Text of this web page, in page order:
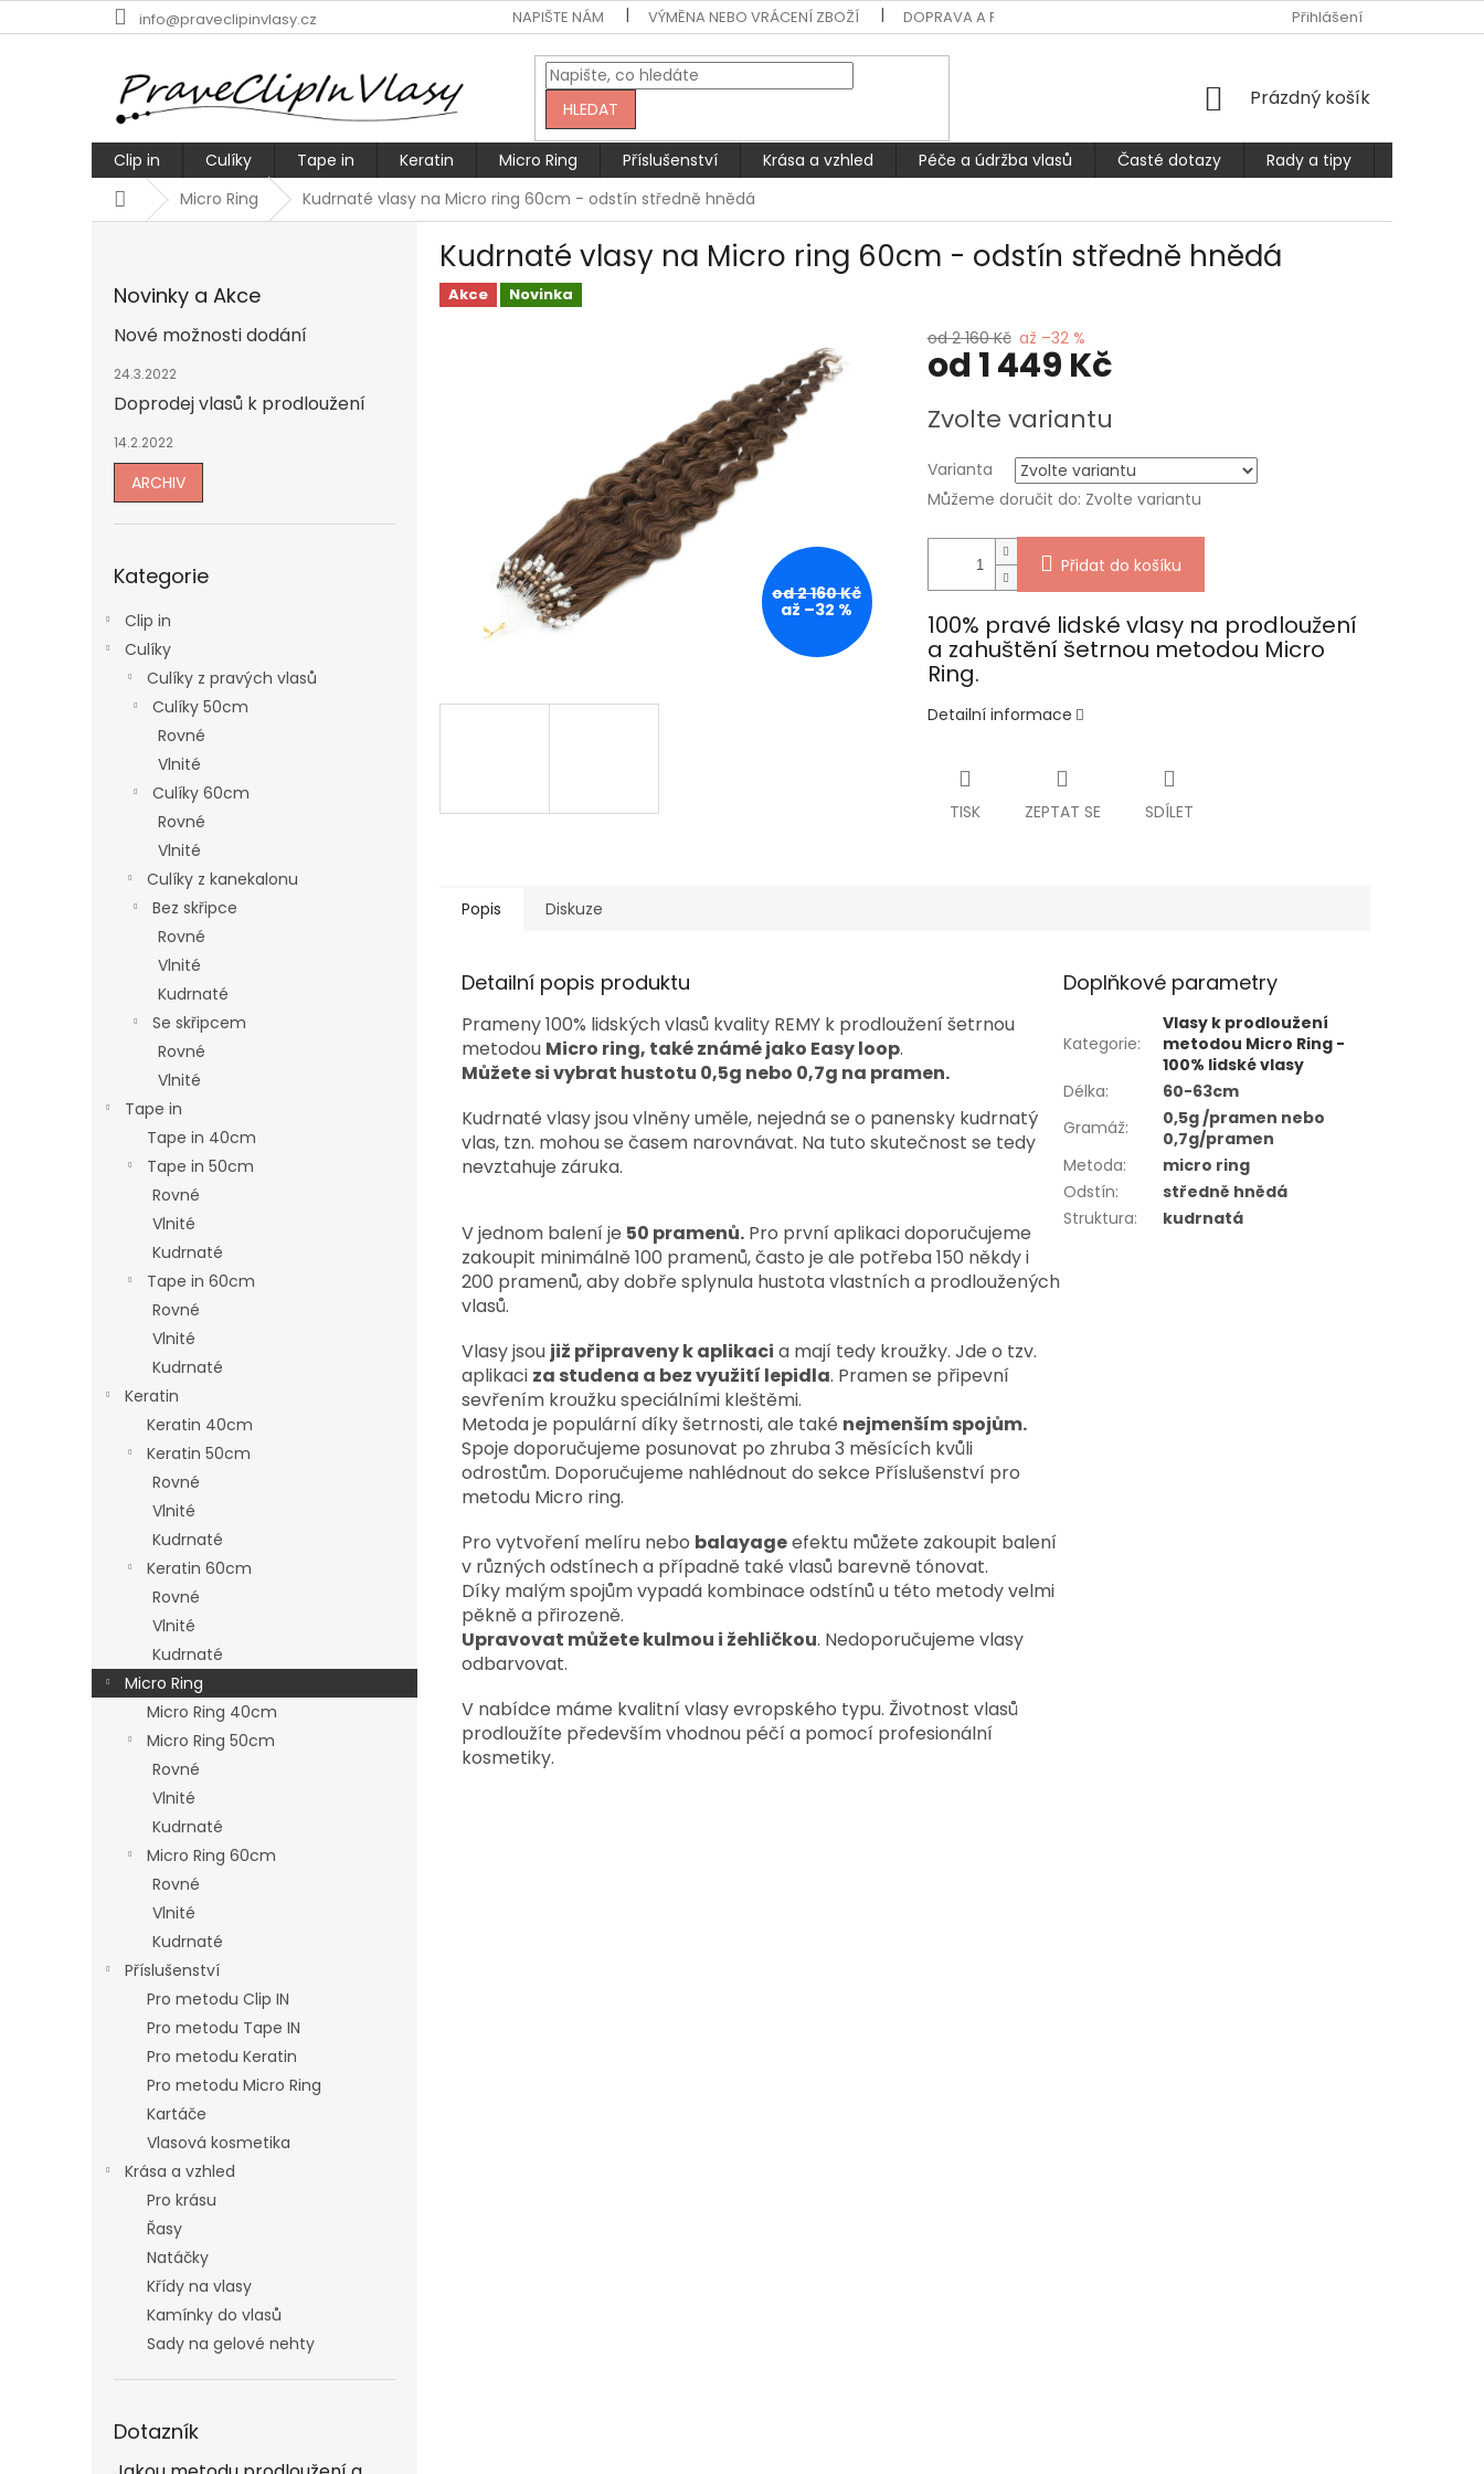
na
info@praveclipinvlasy.cz NAPIŠTE NÁM VÝMĚNA NEBO VRÁCENÍ ZBOŽÍ DOPRAVA A PLATBA OBCHODNÍ PODMÍNKY
Přihlášení
HLEDAT
NÁKUPNÍ
Prázdný košík
Clip in Culíky Tape in Keratin Micro Ring Příslušenství Krása a vzhled Péče a údržba vlasů Časté dotazy Rady a tipy
DomůMicro Ring Kudrnaté vlasy na Micro ring 60cm - odstín středně hnědá
Novinky a Akce
Nové možnosti dodání
24.3.2022
Doprodej vlasů k prodloužení
14.2.2022
ARCHIV
kategorie
Kategorie
Clip in
Culíky
Culíky z pravých vlasů
Culíky 50cm
Rovné
Vlnité
Culíky 60cm
Rovné
Vlnité
Culíky z kanekalonu
Bez skřipce
Rovné
Vlnité
Kudrnaté
Se skřipcem
Rovné
Vlnité
Tape in
Tape in 40cm
Tape in 50cm
Rovné
Vlnité
Kudrnaté
Tape in 60cm
Rovné
Vlnité
Kudrnaté
Keratin
Keratin 40cm
Keratin 50cm
Rovné
Vlnité
Kudrnaté
Keratin 60cm
Rovné
Vlnité
Kudrnaté
Micro Ring
Micro Ring 40cm
Micro Ring 50cm
Rovné
Vlnité
Kudrnaté
Micro Ring 60cm
Rovné
Vlnité
Kudrnaté
Příslušenství
Pro metodu Clip IN
Pro metodu Tape IN
Pro metodu Keratin
Pro metodu Micro Ring
Kartáče
Vlasová kosmetika
Krása a vzhled
Pro krásu
Řasy
Natáčky
Křídy na vlasy
Kamínky do vlasů
Sady na gelové nehty
Dotazník
Kudrnaté vlasy na Micro ring 60cm - odstín středně hnědá
Akce Novinka
od 2 160 Kč
až –32 %
od 2 160 Kč až –32 %
od 1 449 Kč
cena:
Zvolte variantu
Varianta
Můžeme doručit do: Zvolte variantu
Přidat do košíku
100% pravé lidské vlasy na prodloužení
a zahuštění šetrnou metodou Micro
Ring.
Detailní informace
TISK ZEPTAT SE SDÍLET
Popis Diskuze
Detailní popis produktu
Prameny 100% lidských vlasů kvality REMY k prodloužení šetrnou
metodou Micro ring, také známé jako Easy loop.
Můžete si vybrat hustotu 0,5g nebo 0,7g na pramen.
Kudrnaté vlasy jsou vlněny uměle, nejedná se o panensky kudrnatý
vlas, tzn. mohou se časem narovnávat. Na tuto skutečnost se tedy
nevztahuje záruka.
V jednom balení je 50 pramenů. Pro první aplikaci doporučujeme
zakoupit minimálně 100 pramenů, často je ale potřeba 150 někdy i
200 pramenů,aby dobře splynula hustota vlastních a prodloužených
vlasů.
Vlasy jsou již připraveny k aplikaci a mají tedy kroužky. Jde o tzv.
aplikaci za studena a bez využití lepidla. Pramen se připevní
sevřením kroužku speciálními kleštěmi.
Metoda je populární díky šetrnosti, ale také nejmenším spojům.
Spoje doporučujeme posunovat po zhruba 3 měsících kvůli
odrostům. Doporučujeme nahlédnout do sekce Příslušenství pro
metodu Micro ring.
Pro vytvoření melíru nebo balayageefektu můžete zakoupit balení
v různých odstínech a případně také vlasů barevně tónovat.
Díky malým spojům vypadá kombinace odstínů u této metody velmi
pěkně a přirozeně.
Upravovat můžete kulmou i žehličkou. Nedoporučujeme vlasy
odbarvovat.
V nabídce máme kvalitní vlasy evropského typu. Životnost vlasů
prodloužíte především vhodnou péčí a pomocí profesionální
kosmetiky.
Doplňkové parametry
Kategorie:
Vlasy k prodloužení
metodou Micro Ring -
100% lidské vlasy
Délka:
60-63cm
Gramáž:
0,5g /pramen nebo
0,7g/pramen
Metoda:
micro ring
Odstín:
středně hnědá
Struktura: kudrnatá